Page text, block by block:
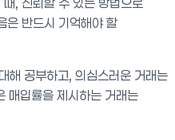
은 반드시 기억해야 할
해 공부하고, 의심스러운 거래는
매입률을 제시하는 거래는